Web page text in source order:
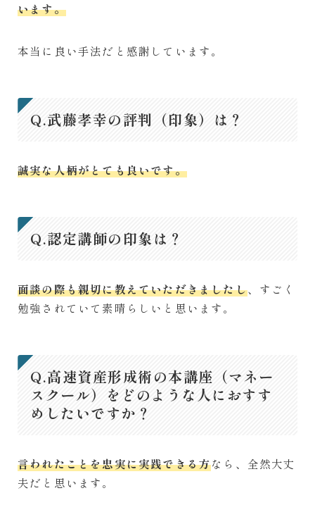
います。
本当に良い手法だと感謝しています。
Q.武藤孝幸の評判（印象）は？
誠実な人柄がとても良いです。
Q.認定講師の印象は？
面談の際も親切に教えていただきましたし、すごく
勉強されていて素晴らしいと思います。
Q.高速資産形成術の本講座（マネー
スクール）をどのような人におすす
めしたいですか？
言われたことを忠実に実践できる方なら、全然大丈
夫だと思います。